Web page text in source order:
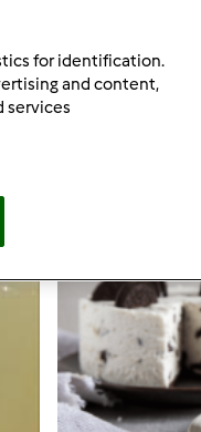
0
nowy przepis
for identification.
and content,
services